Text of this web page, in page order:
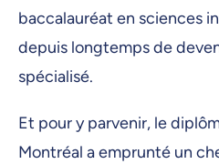
baccalauréat en sciences
depuis longtemps de
spécialisé.
Et pour y parvenir, le
Montréal a emprunté un